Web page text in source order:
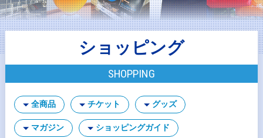
ショッピング
SHOPPING
全商品 チケット グッズ
マガジン ショッピングガイド